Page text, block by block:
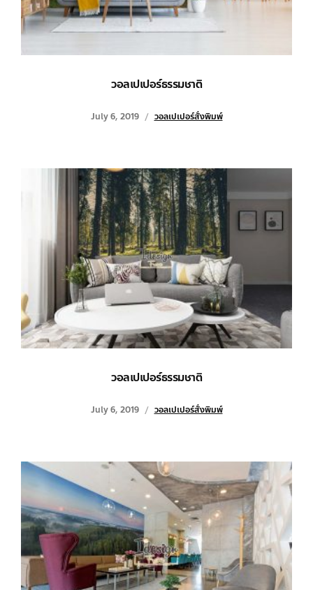
วอลเปเปอร์ธรรมชาติ
July 6, 2019 วอลเปเปอร์สั่งพิมพ์
วอลเปเปอร์ธรรมชาติ
July 6, 2019 วอลเปเปอร์สั่งพิมพ์